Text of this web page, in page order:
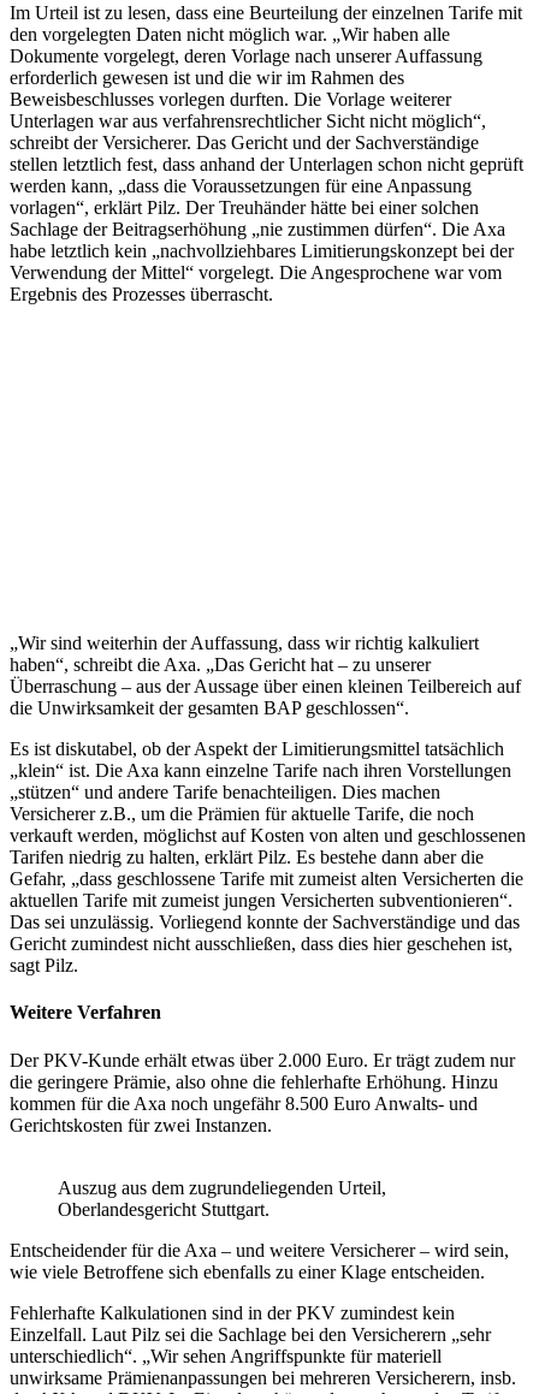
Im Urteil ist zu lesen, dass eine Beurteilung der einzelnen Tarife mit
den vorgelegten Daten nicht möglich war. „Wir haben alle
Dokumente vorgelegt, deren Vorlage nach unserer Auffassung
erforderlich gewesen ist und die wir im Rahmen des
Beweisbeschlusses vorlegen durften. Die Vorlage weiterer
Unterlagen war aus verfahrensrechtlicher Sicht nicht möglich“,
schreibt der Versicherer. Das Gericht und der Sachverständige
stellen letztlich fest, dass anhand der Unterlagen schon nicht geprüft
werden kann, „dass die Voraussetzungen für eine Anpassung
vorlagen“, erklärt Pilz. Der Treuhänder hätte bei einer solchen
Sachlage der Beitragserhöhung „nie zustimmen dürfen“. Die Axa
habe letztlich kein „nachvollziehbares Limitierungskonzept bei der
Verwendung der Mittel“ vorgelegt. Die Angesprochene war vom
Ergebnis des Prozesses überrascht.
„Wir sind weiterhin der Auffassung, dass wir richtig kalkuliert
haben“, schreibt die Axa. „Das Gericht hat – zu unserer
Überraschung – aus der Aussage über einen kleinen Teilbereich auf
die Unwirksamkeit der gesamten BAP geschlossen“.
Es ist diskutabel, ob der Aspekt der Limitierungsmittel tatsächlich
„klein“ ist. Die Axa kann einzelne Tarife nach ihren Vorstellungen
„stützen“ und andere Tarife benachteiligen. Dies machen
Versicherer z.B., um die Prämien für aktuelle Tarife, die noch
verkauft werden, möglichst auf Kosten von alten und geschlossenen
Tarifen niedrig zu halten, erklärt Pilz. Es bestehe dann aber die
Gefahr, „dass geschlossene Tarife mit zumeist alten Versicherten die
aktuellen Tarife mit zumeist jungen Versicherten subventionieren“.
Das sei unzulässig. Vorliegend konnte der Sachverständige und das
Gericht zumindest nicht ausschließen, dass dies hier geschehen ist,
sagt Pilz.
Weitere Verfahren
Der PKV-Kunde erhält etwas über 2.000 Euro. Er trägt zudem nur
die geringere Prämie, also ohne die fehlerhafte Erhöhung. Hinzu
kommen für die Axa noch ungefähr 8.500 Euro Anwalts- und
Gerichtskosten für zwei Instanzen.
Auszug aus dem zugrundeliegenden Urteil,
Oberlandesgericht Stuttgart.
Entscheidender für die Axa – und weitere Versicherer – wird sein,
wie viele Betroffene sich ebenfalls zu einer Klage entscheiden.
Fehlerhafte Kalkulationen sind in der PKV zumindest kein
Einzelfall. Laut Pilz sei die Sachlage bei den Versicherern „sehr
unterschiedlich“. „Wir sehen Angriffspunkte für materiell
unwirksame Prämienanpassungen bei mehreren Versicherern, insb.